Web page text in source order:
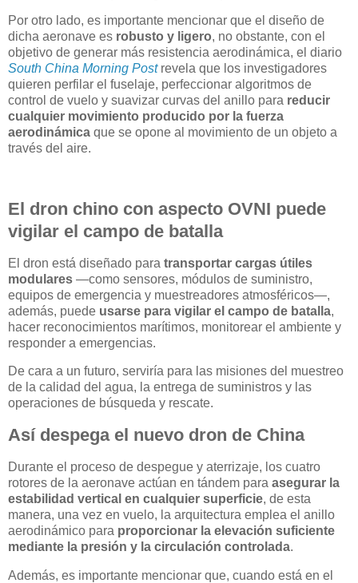
Por otro lado, es importante mencionar que el diseño de
dicha aeronave es robusto y ligero, no obstante, con el
objetivo de generar más resistencia aerodinámica, el diario
South China Morning Postrevela que los investigadores
quieren perfilar el fuselaje, perfeccionar algoritmos de
control de vuelo y suavizar curvas del anillo para reducir
cualquier movimiento producido por la fuerza
aerodinámica que se opone al movimiento de un objeto a
través del aire.
El dron chino con aspecto OVNI puede
vigilar el campo de batalla
El dron está diseñado para transportar cargas útiles
modulares —como sensores, módulos de suministro,
equipos de emergencia y muestreadores atmosféricos—,
además, puede usarse para vigilar el campo de batalla,
hacer reconocimientos marítimos, monitorear el ambiente y
responder a emergencias.
De cara a un futuro, serviría para las misiones del muestreo
de la calidad del agua, la entrega de suministros y las
operaciones de búsqueda y rescate.
Así despega el nuevo dron de China
Durante el proceso de despegue y aterrizaje, los cuatro
rotores de la aeronave actúan en tándem para asegurar la
estabilidad vertical en cualquier superficie, de esta
manera, una vez en vuelo, la arquitectura emplea el anillo
aerodinámico para proporcionar la elevación suficiente
mediante la presión y la circulación controlada.
Además, es importante mencionar que, cuando está en el